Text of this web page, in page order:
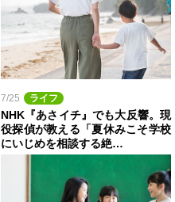
7/25 ライフ
NHK『あさイチ』でも大反響。現
役探偵が教える「夏休みこそ学校
にいじめを相談する絶…